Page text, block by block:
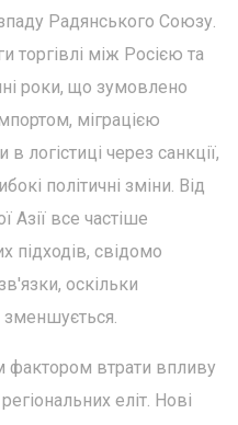
Радянського Союзу.
торгівлі між Росією та
роки, що зумовлено
міграцією
логістиці через санкції,
політичні зміни. Від
Азії все частіше
підходів, свідомо
оскільки
втрати впливу
еліт. Нові